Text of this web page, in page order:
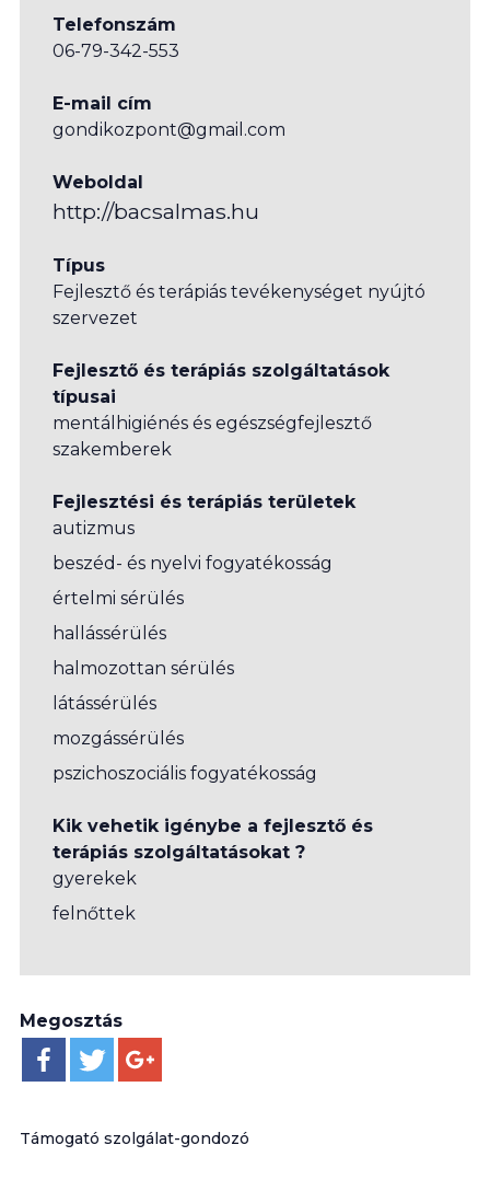
Telefonszám
06-79-342-553
E-mail cím
gondikozpont@gmail.com
Weboldal
http://bacsalmas.hu
Típus
Fejlesztő és terápiás tevékenységet nyújtó
szervezet
Fejlesztő és terápiás szolgáltatások
típusai
mentálhigiénés és egészségfejlesztő
szakemberek
Fejlesztési és terápiás területek
autizmus
beszéd- és nyelvi fogyatékosság
értelmi sérülés
hallássérülés
halmozottan sérülés
látássérülés
mozgássérülés
pszichoszociális fogyatékosság
Kik vehetik igénybe a fejlesztő és
terápiás szolgáltatásokat ?
gyerekek
felnőttek
Megosztás
Támogató szolgálat-gondozó